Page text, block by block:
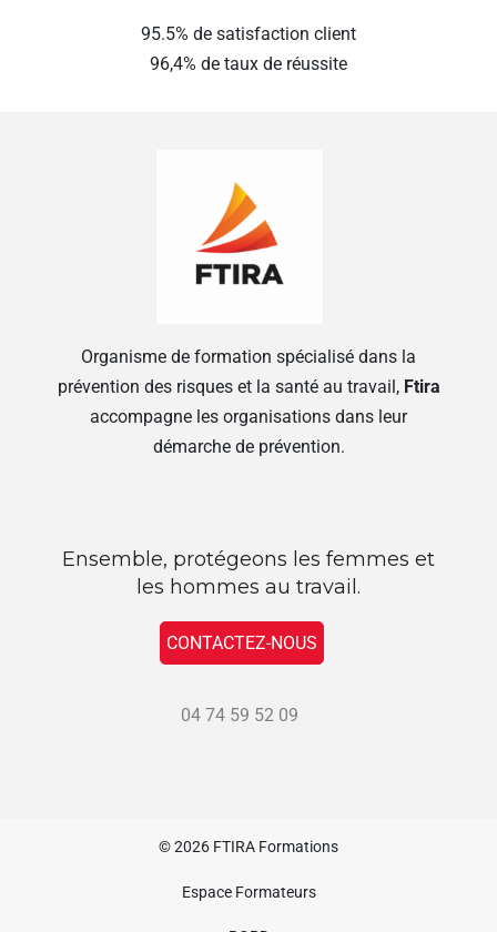
95.5% de satisfaction client
96,4% de taux de réussite
Organisme de formation spécialisé dans la
prévention des risques et la santé au travail, Ftira
accompagne les organisations dans leur
démarche de prévention.
Ensemble, protégeons les femmes et
les hommes au travail.
CONTACTEZ-NOUS
04 74 59 52 09
© 2026 FTIRA Formations
Espace Formateurs